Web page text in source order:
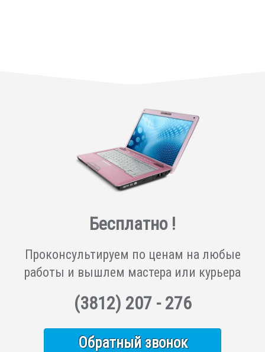
Бесплатно !
Проконсультируем по ценам на любые
работы и вышлем мастера или курьера
(3812) 207 - 276
Обратный звонок